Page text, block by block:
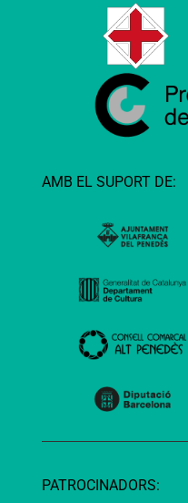
AMB EL SUPORT DE:
PATROCINADORS: